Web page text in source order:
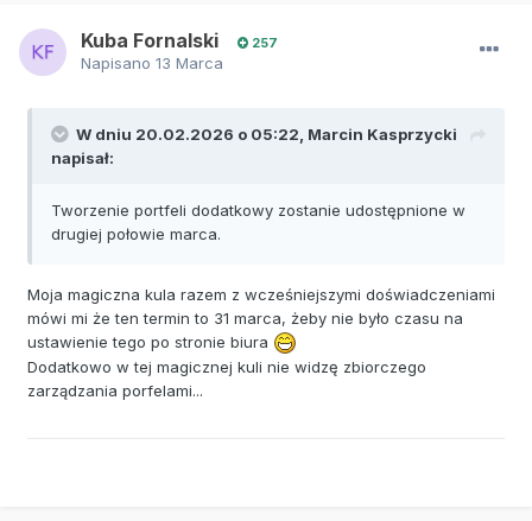
Kuba Fornalski 257
Napisano 13 Marca
W dniu 20.02.2026 o 05:22, Marcin Kasprzycki
napisał:
Tworzenie portfeli dodatkowy zostanie udostępnione w
drugiej połowie marca.
Moja magiczna kula razem z wcześniejszymi doświadczeniami
mówi mi że ten termin to 31 marca, żeby nie było czasu na
ustawienie tego po stronie biura
Dodatkowo w tej magicznej kuli nie widzę zbiorczego
zarządzania porfelami...